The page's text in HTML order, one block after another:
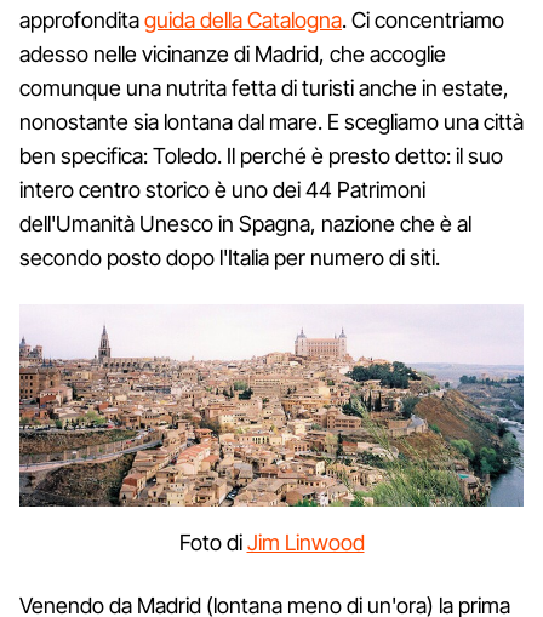
approfonditaguida della Catalogna. Ci concentriamo
adesso nelle vicinanze di Madrid, che accoglie
comunque una nutrita fetta di turisti anche in estate,
nonostante sia lontana dal mare. E scegliamo una città
ben specifica: Toledo. Il perché è presto detto: il suo
intero centro storico è uno dei 44 Patrimoni
dell'Umanità Unesco in Spagna, nazione che è al
secondo posto dopo l'Italia per numero di siti.
Foto diJim Linwood
Venendo da Madrid (lontana meno di un'ora) la prima